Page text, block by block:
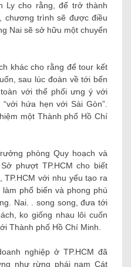
Ly cho rằng, để trở thành
chương trình sẽ được điều
Nai sẽ sở hữu một chuyến
khác cho rằng để tour kết
sau lúc đoàn về tới bến
với thể phối ưng ý với
hứa hẹn với Sài Gòn”.
một Thành phố Hồ Chí
phòng Quy hoạch và
phượt TP.HCM cho biết
TP.HCM với nhu yếu tạo ra
phổ biến và phong phú
Nai. . song song, đưa tới
ko giống nhau lôi cuốn
Thành phố Hồ Chí Minh.
nghiệp ở TP.HCM đã
như rừng phái nam Cát